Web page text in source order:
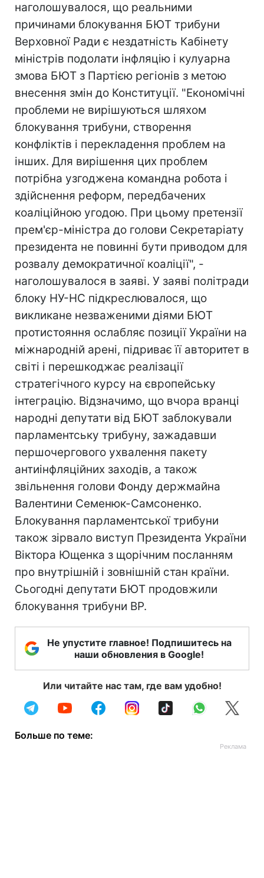
наголошувалося, що реальними
причинами блокування БЮТ трибуни
Верховної Ради є нездатність Кабінету
міністрів подолати інфляцію і кулуарна
змова БЮТ з Партією регіонів з метою
внесення змін до Конституції. "Економічні
проблеми не вирішуються шляхом
блокування трибуни, створення
конфліктів і перекладення проблем на
інших. Для вирішення цих проблем
потрібна узгоджена командна робота і
здійснення реформ, передбачених
коаліційною угодою. При цьому претензії
прем'єр-міністра до голови Секретаріату
президента не повинні бути приводом для
розвалу демократичної коаліції", -
наголошувалося в заяві. У заяві політради
блоку НУ-НС підкреслювалося, що
викликане незваженими діями БЮТ
протистояння ослабляє позиції України на
міжнародній арені, підриває її авторитет в
світі і перешкоджає реалізації
стратегічного курсу на європейську
інтеграцію. Відзначимо, що вчора вранці
народні депутати від БЮТ заблокували
парламентську трибуну, зажадавши
першочергового ухвалення пакету
антиінфляційних заходів, а також
звільнення голови Фонду держмайна
Валентини Семенюк-Самсоненко.
Блокування парламентської трибуни
також зірвало виступ Президента України
Віктора Ющенка з щорічним посланням
про внутрішній і зовнішній стан країни.
Сьогодні депутати БЮТ продовжили
блокування трибуни ВР.
Не упустите главное! Подпишитесь на
наши обновления в Google!
Или читайте нас там, где вам удобно!
Больше по теме: